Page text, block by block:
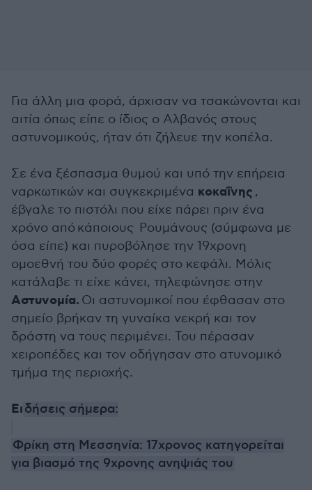
Για άλλη μια φορά, άρχισαν να τσακώνονται και
αιτία όπως είπε ο ίδιος ο Αλβανός στους
αστυνομικούς, ήταν ότι ζήλευε την κοπέλα.
Σε ένα ξέσπασμα θυμού και υπό την επήρεια
ναρκωτικών και συγκεκριμένα κοκαΐνης ,
έβγαλε το πιστόλι που είχε πάρει πριν ένα
χρόνο από κάποιους Ρουμάνους (σύμφωνα με
όσα είπε) και πυροβόλησε την 19χρονη
ομοεθνή του δύο φορές στο κεφάλι. Μόλις
κατάλαβε τι είχε κάνει, τηλεφώνησε στην
Αστυνομία. Οι αστυνομικοί που έφθασαν στο
σημείο βρήκαν τη γυναίκα νεκρή και τον
δράστη να τους περιμένει. Του πέρασαν
χειροπέδες και τον οδήγησαν στο ατυνομικό
τμήμα της περιοχής.
Ειδήσεις σήμερα:
Φρίκη στη Μεσσηνία: 17χρονος κατηγορείται
για βιασμό της 9χρονης ανηψιάς του